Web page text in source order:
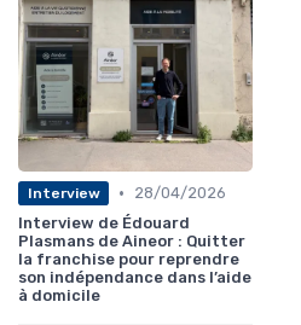
Interview •
28/04/2026
Interview de Édouard
Plasmans de Aineor : Quitter
la franchise pour reprendre
son indépendance dans l’aide
à domicile